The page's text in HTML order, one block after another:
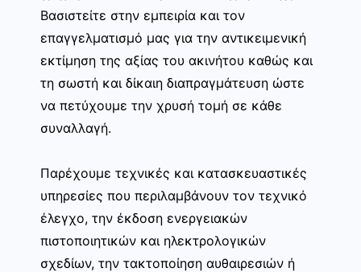
Βασιστείτε στην εμπειρία και τον
επαγγελματισμό μας για την αντικειμενική
εκτίμηση της αξίας του ακινήτου καθώς και
τη σωστή και δίκαιη διαπραγμάτευση ώστε
να πετύχουμε την χρυσή τομή σε κάθε
συναλλαγή.
Παρέχουμε τεχνικές και κατασκευαστικές
υπηρεσίες που περιλαμβάνουν τον τεχνικό
έλεγχο, την έκδοση ενεργειακών
πιστοποιητικών και ηλεκτρολογικών
σχεδίων, την τακτοποίηση αυθαιρεσιών ή